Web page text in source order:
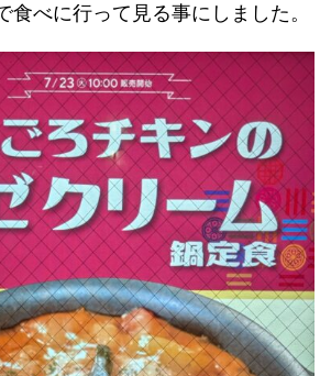
食べに行って見る事にしました。